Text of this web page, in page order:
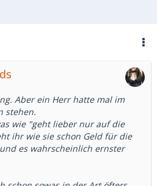
Aber ein Herr hatte mal im
stehen.
wie "geht lieber nur auf die
ihr wie sie schon Geld für die
es wahrscheinlich ernster